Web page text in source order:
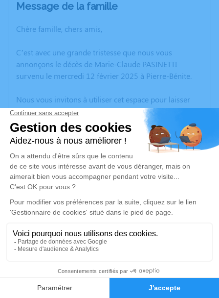
Faire-part Hommages
Message de la famille
Chère famille, chers amis,
C’est avec une grande tristesse que nous vous
annonçons le décès de Marie-Claude PASINETTI
survenu le mercredi 12 février 2025 à Pierre-Bénite.
Nous vous invitons à utiliser cet espace pour laisser
vos condoléances, partager des photos souvenirs, une
anecdote ou exprimer vos pensées à travers des
poèmes ou des textes. Cet endroit est un lieu
d'expression dédié à honorer la mémoire de Marie-
Claude PASINETTI.
Un service de plantation d’arbre hommage est
disponible ici.
Je rends hommage
Cérémonie
Communal 47 Voie Romaine
07300 Saint Jean de Muzols